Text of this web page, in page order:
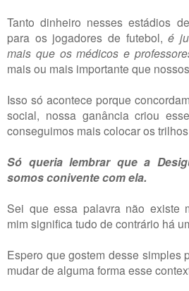
Tanto dinheiro nesses estádios
para os jogadores de futebol,é
mais que os médicos e
mais ou mais importante que
Isso só acontece porque
social, nossa ganância criou
conseguimos mais colocar os
Só queria lembrar que a
somos conivente com ela.
Sei que essa palavra não existe
mim significa tudo de contrário há
Espero que gostem desse simples
mudar de alguma forma esse